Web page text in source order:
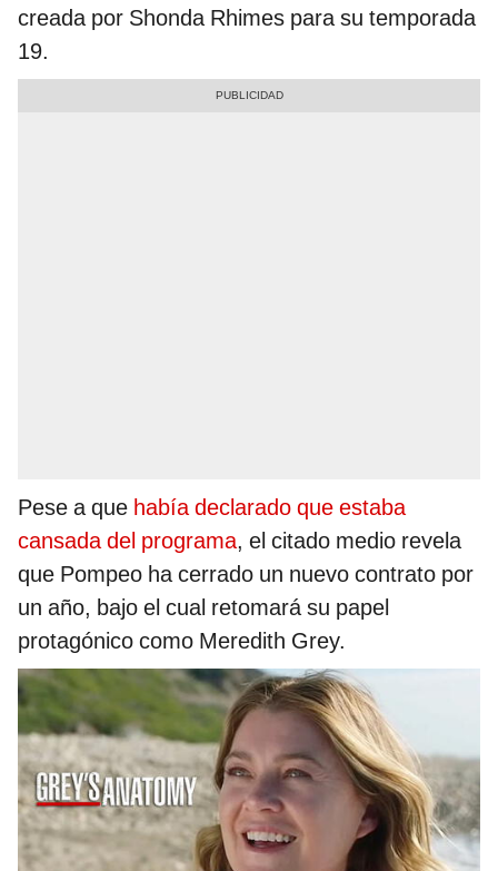
creada por Shonda Rhimes para su temporada
19.
Pese a que había declarado que estaba
cansada del programa, el citado medio revela
que Pompeo ha cerrado un nuevo contrato por
un año, bajo el cual retomará su papel
protagónico como Meredith Grey.